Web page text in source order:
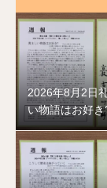
2026年8月2日
い物語はお好き